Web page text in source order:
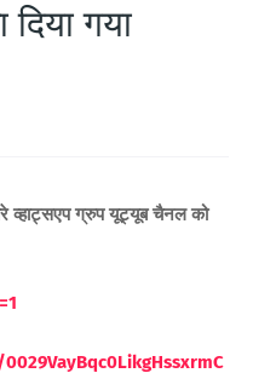
दिया गया
व्हाट्सएप ग्रुप यूट्यूब चैनल को